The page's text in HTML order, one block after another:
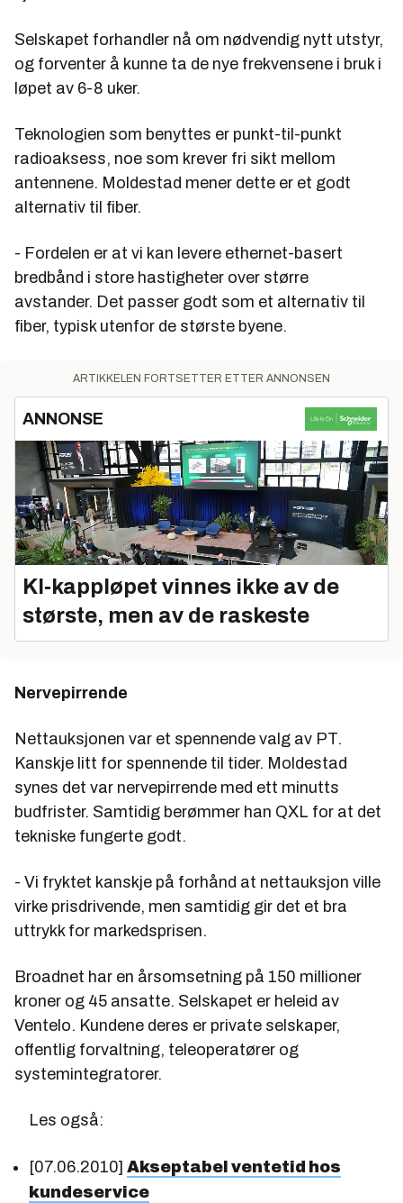
Selskapet forhandler nå om nødvendig nytt utstyr,
og forventer å kunne ta de nye frekvensene i bruk i
løpet av 6-8 uker.
Teknologien som benyttes er punkt-til-punkt
radioaksess, noe som krever fri sikt mellom
antennene. Moldestad mener dette er et godt
alternativ til fiber.
- Fordelen er at vi kan levere ethernet-basert
bredbånd i store hastigheter over større
avstander. Det passer godt som et alternativ til
fiber, typisk utenfor de største byene.
ARTIKKELEN FORTSETTER ETTER ANNONSEN
ANNONSE
KI‑kappløpet vinnes ikke av de
største, men av de raskeste
Nervepirrende
Nettauksjonen var et spennende valg av PT.
Kanskje litt for spennende til tider. Moldestad
synes det var nervepirrende med ett minutts
budfrister. Samtidig berømmer han QXL for at det
tekniske fungerte godt.
- Vi fryktet kanskje på forhånd at nettauksjon ville
virke prisdrivende, men samtidig gir det et bra
uttrykk for markedsprisen.
Broadnet har en årsomsetning på 150 millioner
kroner og 45 ansatte. Selskapet er heleid av
Ventelo. Kundene deres er private selskaper,
offentlig forvaltning, teleoperatører og
systemintegratorer.
Les også:
[07.06.2010] Akseptabel ventetid hos
kundeservice